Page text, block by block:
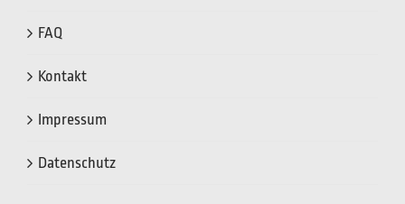
FAQ
Kontakt
Impressum
Datenschutz